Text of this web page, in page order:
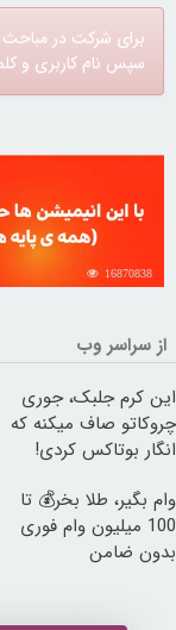
برای شرکت در مباحث
سپس نام کاربری و
16870838
از سراسر وب
این کرم جلبک، جوری
چروکاتو صاف میکنه که
انگار بوتاکس کردی!
وام بگیر، طلا بخر💰 تا
100 میلیون وام فوری
بدون ضامن